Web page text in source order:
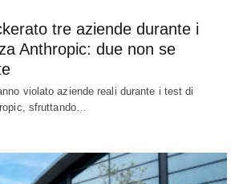
tre aziende durante i
Anthropic: due non se
violato aziende reali durante i test di
sfruttando…